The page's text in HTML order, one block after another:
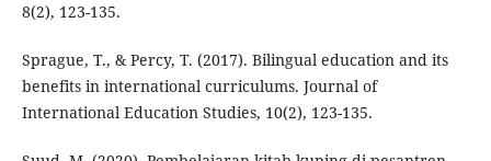
8(2), 123-135.
Sprague, T., & Percy, T. (2017). Bilingual education and its
benefits in international curriculums. Journal of
International Education Studies, 10(2), 123-135.